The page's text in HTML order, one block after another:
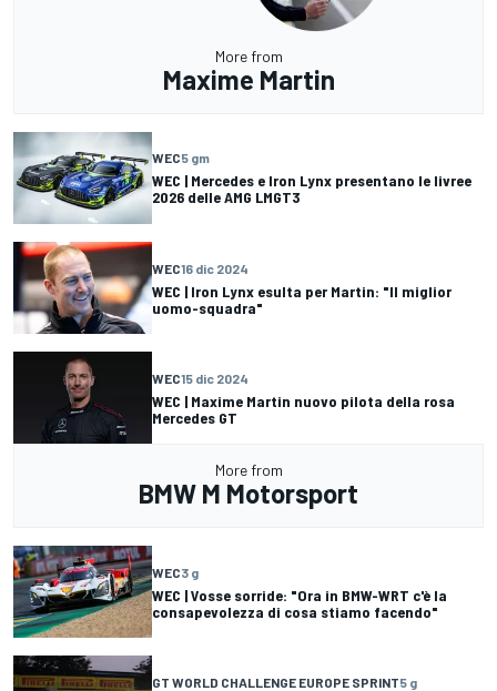
More from
Maxime Martin
WEC5 gm
WEC | Mercedes e Iron Lynx presentano le livree
2026 delle AMG LMGT3
WEC16 dic 2024
WEC | Iron Lynx esulta per Martin: "Il miglior
uomo-squadra"
WEC15 dic 2024
WEC | Maxime Martin nuovo pilota della rosa
Mercedes GT
More from
BMW M Motorsport
WEC3 g
WEC | Vosse sorride: "Ora in BMW-WRT c'è la
consapevolezza di cosa stiamo facendo"
GT WORLD CHALLENGE EUROPE SPRINT5 g